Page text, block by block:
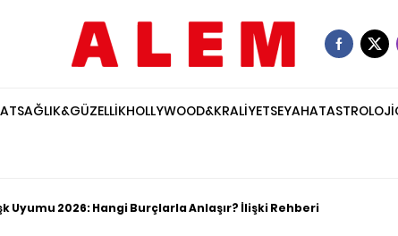
SAĞLIK&GÜZELLİKHOLLYWOOD&KRALİYETSEYAHATASTROLOJİ
Uyumu 2026: Hangi Burçlarla Anlaşır? İlişki Rehberi